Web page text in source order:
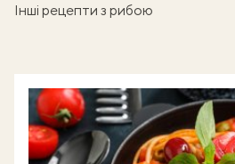
Інші рецепти з рибою